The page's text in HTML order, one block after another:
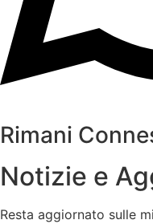
Rimani
Notizie e
Resta aggiornato sulle